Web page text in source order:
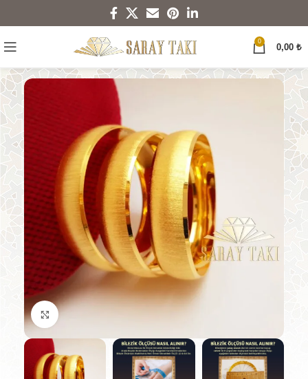
0
0,00 ₺
Büyütmek için tıklayın